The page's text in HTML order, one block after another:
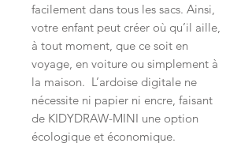
facilement dans tous les sacs. Ainsi,
votre enfant peut créer où qu’il aille,
à tout moment, que ce soit en
voyage, en voiture ou simplement à
la maison. L’ardoise digitale ne
nécessite ni papier ni encre, faisant
de KIDYDRAW-MINI une option
écologique et économique.